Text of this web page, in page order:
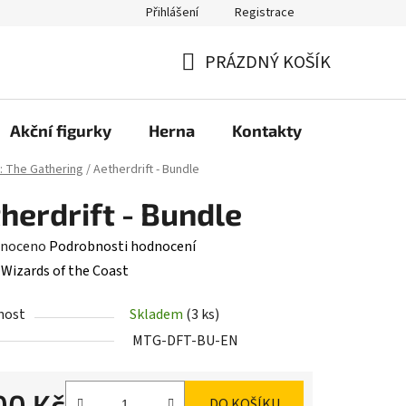
Přihlášení Registrace
KOŠÍK
PRÁZDNÝ KOŠÍK
Akční figurky Herna Kontakty
The Gathering /Aetherdrift - Bundle
- Bundle
Podrobnosti hodnocení
Wizards of the Coast
Skladem (3 ks)
MTG-DFT-BU-EN